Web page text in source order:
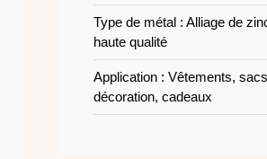
Type de métal : Alliage de
haute qualité
Application : Vêtements,
décoration, cadeaux